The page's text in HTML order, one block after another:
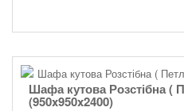
Шафа кутова Розстібна (
(950x950x2400)